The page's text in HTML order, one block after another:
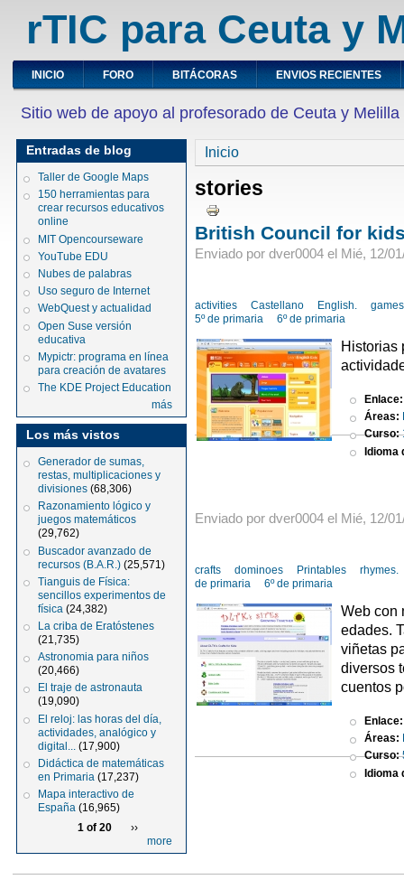
rTIC para Ceuta y
INICIO FORO BITÁCORAS ENVIOS RECIENTES
Sitio web de apoyo al profesorado de Ceuta y Melilla
Entradas de blog
Taller de Google Maps
150 herramientas para
crear recursos educativos
online
MIT Opencourseware
YouTube EDU
Nubes de palabras
Uso seguro de Internet
WebQuest y actualidad
Open Suse versión
educativa
Mypictr: programa en línea
para creación de avatares
The KDE Project Education
más
Los más vistos
Generador de sumas,
restas, multiplicaciones y
divisiones (68,306)
Razonamiento lógico y
juegos matemáticos
(29,762)
Buscador avanzado de
recursos (B.A.R.) (25,571)
Tianguis de Física:
sencillos experimentos de
física (24,382)
La criba de Eratóstenes
(21,735)
Astronomia para niños
(20,466)
El traje de astronauta
(19,090)
El reloj: las horas del día,
actividades, analógico y
digital...
(17,900)
Didáctica de matemáticas
en Primaria (17,237)
Mapa interactivo de
España (16,965)
1 of 20
››
more
Inicio
stories
British Council for
Enviado por dver0004 el Mié, 12/
activities Castellano English.
games
5º de primaria
6º de primaria
Historias
Áreas:
Curso:
Idioma
Enviado por dver0004 el Mié, 12/
crafts dominoes Printables
rhymes.
de primaria
6º de primaria
Web con
edades.
viñetas
diversos
cuentos
Áreas:
Curso:
Idioma